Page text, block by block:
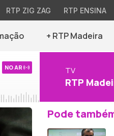
RTP ZIG ZAG RTP ENSINA
+ RTP Madeira
NO AR TV
RTP
Pode